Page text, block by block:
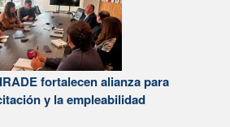
fortalecen alianza para
y la empleabilidad